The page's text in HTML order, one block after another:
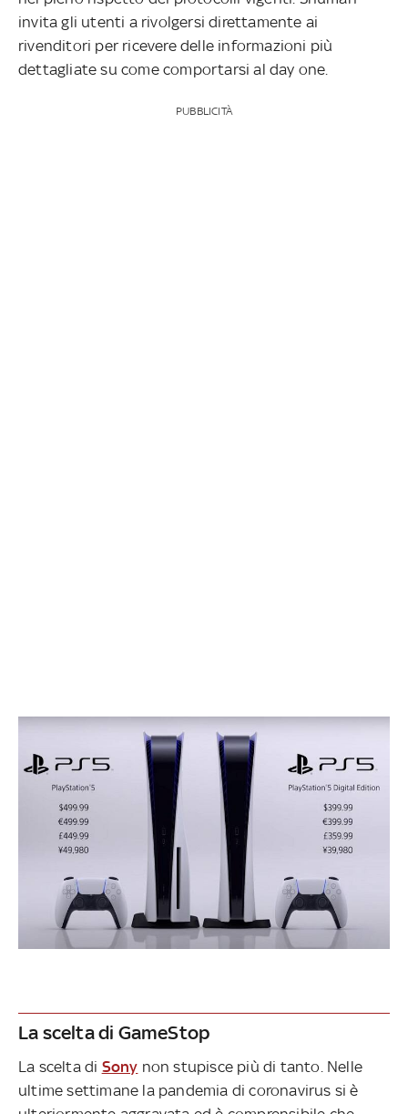
invita gli utenti a rivolgersi direttamente ai
rivenditori per ricevere delle informazioni più
dettagliate su come comportarsi al day one.
PUBBLICITÀ
La scelta di GameStop
La scelta di Sony non stupisce più di tanto. Nelle
ultime settimane la pandemia di coronavirus si è